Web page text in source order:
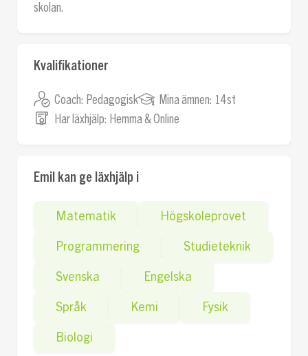
skolan.
Kvalifikationer
Coach: Pedagogisk Mina ämnen: 14st
Har läxhjälp: Hemma & Online
Emil kan ge läxhjälp i
Matematik Högskoleprovet
Programmering Studieteknik
Svenska Engelska
Språk Kemi Fysik
Biologi